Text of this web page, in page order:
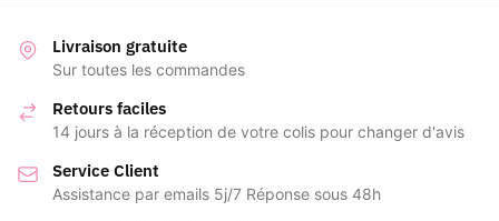
Livraison gratuite
Sur toutes les commandes
Retours faciles
14 jours à la réception de votre colis pour changer d'avis
Service Client
Assistance par emails 5j/7 Réponse sous 48h